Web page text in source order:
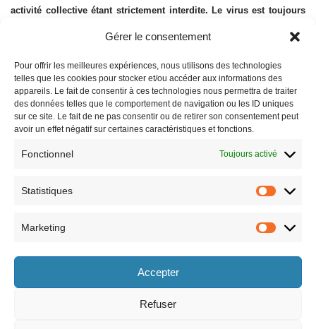
Gérer le consentement
Pour offrir les meilleures expériences, nous utilisons des technologies
telles que les cookies pour stocker et/ou accéder aux informations des
appareils. Le fait de consentir à ces technologies nous permettra de traiter
des données telles que le comportement de navigation ou les ID uniques
sur ce site. Le fait de ne pas consentir ou de retirer son consentement peut
avoir un effet négatif sur certaines caractéristiques et fonctions.
Fonctionnel Toujours activé
Statistiques
Marketing
Accepter
Refuser
activité collective étant strictement interdite. Le virus est toujours
Horaires
le lundi 8h30-12h et 13h30-17h30,
le jeudi 8h30-12h et 13h30-17h30,
le vendredi 8h30-12h et 13h30-17h,